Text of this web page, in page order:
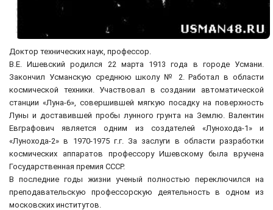
Доктор технических наук, профессор.
В.Е. Ишевский родился 22 марта 1913 года в городе Усмани.
Закончил Усманскую среднюю школу № 2. Работал в области
космической техники. Участвовал в создании автоматической
станции «Луна-6», совершившей мягкую посадку на поверхность
Луны и доставившей пробы лунного грунта на Землю. Валентин
Евграфович является одним из создателей «Лунохода-1» и
«Лунохода-2» в 1970-1975 г.г. За заслуги в области разработки
космических аппаратов профессору Ишевскому была вручена
Государственная премия СССР.
В последние годы жизни ученый полностью переключился на
преподавательскую профессорскую деятельность в одном из
московских институтов.